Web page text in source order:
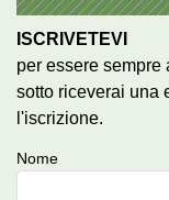
ISCRIVETEVI
per essere sempre
sotto riceverai una
l'iscrizione.
Nome